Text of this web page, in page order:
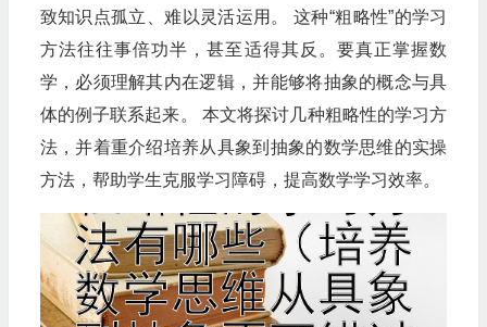
致知识点孤立、难以灵活运用。 这种“粗略性”的学习
方法往往事倍功半，甚至适得其反。要真正掌握数
学，必须理解其内在逻辑，并能够将抽象的概念与具
体的例子联系起来。 本文将探讨几种粗略性的学习方
法，并着重介绍培养从具象到抽象的数学思维的实操
方法，帮助学生克服学习障碍，提高数学学习效率。